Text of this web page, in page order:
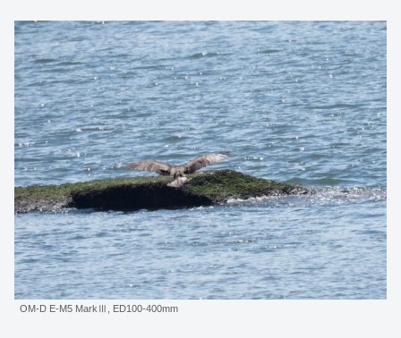
OM-D E-M5 MarkⅢ, ED100-400mm